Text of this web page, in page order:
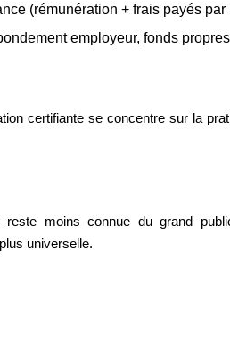
(rémunération + frais payés par
employeur, fonds
certifiante se concentre sur la
moins connue du grand
universelle.